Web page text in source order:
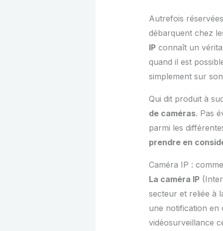
Autrefois
débarquent chez
IPconnaît un
quand il est
simplement sur
Qui dit produit à
de caméras. Pas
parmi les
prendre en
Caméra IP :
La caméra IP
secteur et reliée à
une notification en
vidéosurveillance